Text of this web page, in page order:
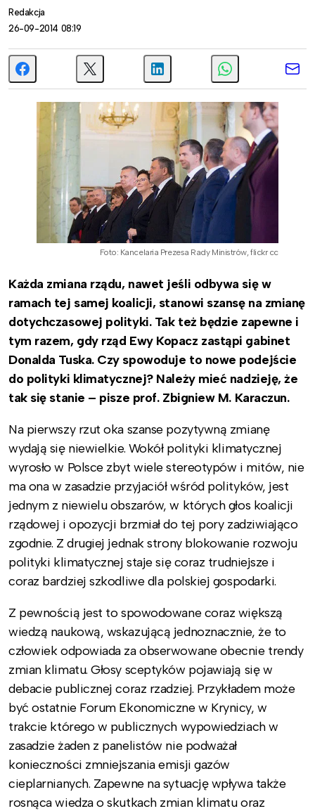
Redakcja
26-09-2014 08:19
Foto: Kancelaria Prezesa Rady Ministrów, flickr cc
Każda zmiana rządu, nawet jeśli odbywa się w
ramach tej samej koalicji, stanowi szansę na zmianę
dotychczasowej polityki. Tak też będzie zapewne i
tym razem, gdy rząd Ewy Kopacz zastąpi gabinet
Donalda Tuska. Czy spowoduje to nowe podejście
do polityki klimatycznej? Należy mieć nadzieję, że
tak się stanie – pisze prof. Zbigniew M. Karaczun.
Na pierwszy rzut oka szanse pozytywną zmianę
wydają się niewielkie. Wokół polityki klimatycznej
wyrosło w Polsce zbyt wiele stereotypów i mitów, nie
ma ona w zasadzie przyjaciół wśród polityków, jest
jednym z niewielu obszarów, w których głos koalicji
rządowej i opozycji brzmiał do tej pory zadziwiająco
zgodnie. Z drugiej jednak strony blokowanie rozwoju
polityki klimatycznej staje się coraz trudniejsze i
coraz bardziej szkodliwe dla polskiej gospodarki.
Z pewnością jest to spowodowane coraz większą
wiedzą naukową, wskazującą jednoznacznie, że to
człowiek odpowiada za obserwowane obecnie trendy
zmian klimatu. Głosy sceptyków pojawiają się w
debacie publicznej coraz rzadziej. Przykładem może
być ostatnie Forum Ekonomiczne w Krynicy, w
trakcie którego w publicznych wypowiedziach w
zasadzie żaden z panelistów nie podważał
konieczności zmniejszania emisji gazów
cieplarnianych. Zapewne na sytuację wpływa także
rosnąca wiedza o skutkach zmian klimatu oraz